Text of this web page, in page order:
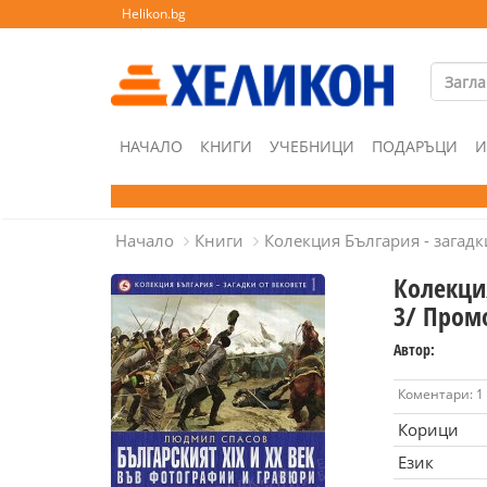
Helikon.bg
НАЧАЛО КНИГИ УЧЕБНИЦИ ПОДАРЪЦИ
Начало Книги Колекция България -
3/
Автор:
Коментари: 1
Корици
Език